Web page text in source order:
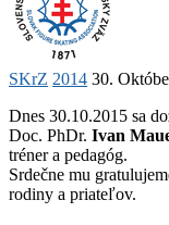
SKrZ 2014 30.
Dnes 30.10.2015 sa
Doc. PhDr. Ivan
tréner a pedagóg.
Srdečne mu
rodiny a priateľov.